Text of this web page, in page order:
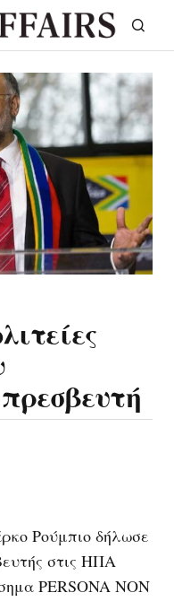
Ρούμπιο δήλωσε
στις ΗΠΑ
PERSONA NON